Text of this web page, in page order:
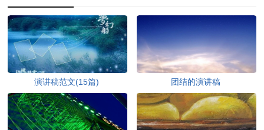
演讲稿范文(15篇) 团结的演讲稿